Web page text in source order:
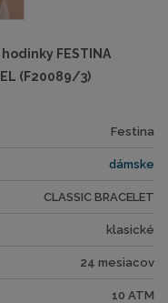
FESTINA
(F20089/3)
Festina
dámske
CLASSIC BRACELET
klasické
24 mesiacov
10 ATM